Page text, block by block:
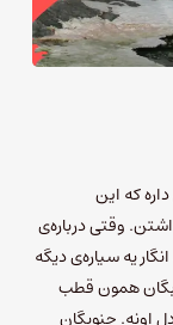
که این
وقتی درباره‌ی
یه سیاره‌ی دیگه
همون قطب
اونه. جنوبگان